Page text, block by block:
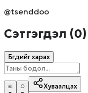
@tsenddoo
Сэтгэгдэл (0)
Бүгдийг харах
Хуваалцах